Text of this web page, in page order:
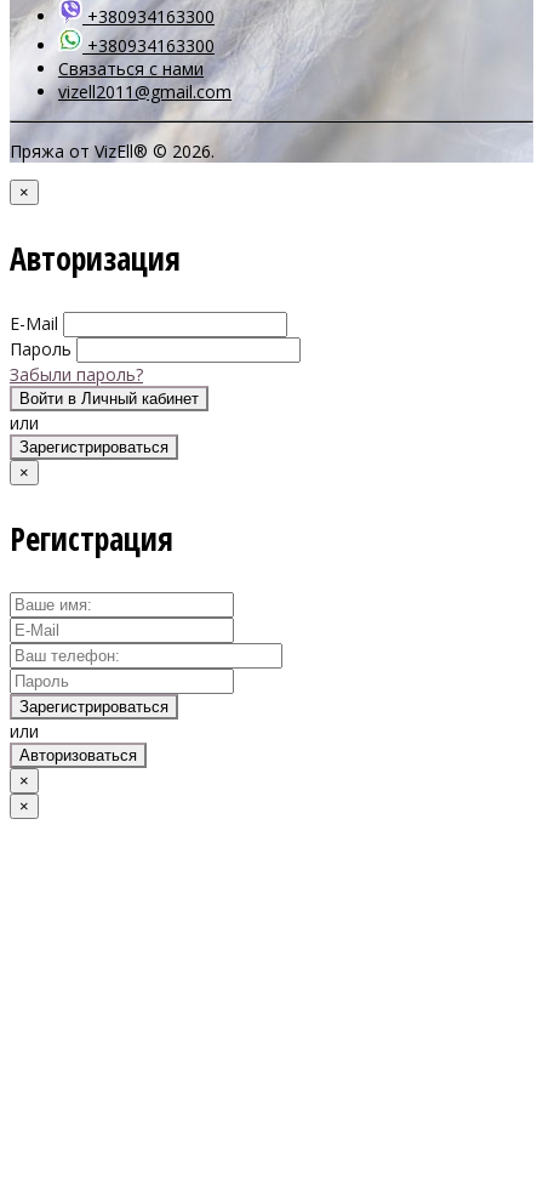
+380934163300
+380934163300
Связаться с нами
vizell2011@gmail.com
Пряжа от VizEll® © 2026.
×
Авторизация
E-Mail
Пароль
Забыли пароль?
Войти в Личный кабинет
или
Зарегистрироваться
×
Регистрация
Зарегистрироваться
или
Авторизоваться
×
×